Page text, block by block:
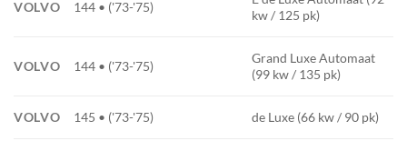
VOLVO 144 • ('73-'75)
kw / 125 pk)
VOLVO 144 • ('73-'75)
Grand Luxe Automaat
(99 kw / 135 pk)
VOLVO 145 • ('73-'75) de Luxe (66 kw / 90 pk)